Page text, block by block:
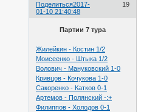
Поделиться 19
2017-
01-10 21:40:48
Партии 7 тура
Жилейкин - Костин 1/2
Моисеенко - Штыка 1/2
Волович - Мануковский 1-0
Кривцов - Кочукова 1-0
Сакоренко - Катков 0-1
Артемов - Полянский -:+
Филиппов - Холодов 0-1